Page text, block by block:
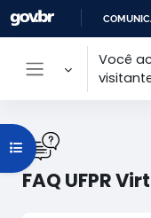
Ir para o conteúdo
Painel lateral
Você
FAQ UFPR
Abrir índice do curso